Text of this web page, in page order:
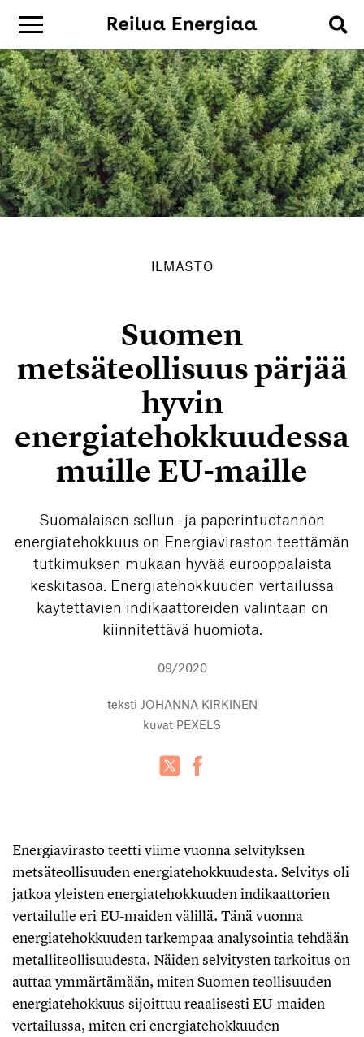
ILMASTO
Suomen
metsäteollisuus pärjää
hyvin
energiatehokkuudessa
muille EU-maille
Suomalaisen sellun- ja paperintuotannon
energiatehokkuus on Energiaviraston teettämän
tutkimuksen mukaan hyvää eurooppalaista
keskitasoa. Energiatehokkuuden vertailussa
käytettävien indikaattoreiden valintaan on
kiinnitettävä huomiota.
09/2020
teksti JOHANNA KIRKINEN
kuvat PEXELS
Energiavirasto teetti viime vuonna selvityksen
metsäteollisuuden energiatehokkuudesta. Selvitys oli
jatkoa yleisten energiatehokkuuden indikaattorien
vertailulle eri EU-maiden välillä. Tänä vuonna
energiatehokkuuden tarkempaa analysointia tehdään
metalliteollisuudesta. Näiden selvitysten tarkoitus on
auttaa ymmärtämään, miten Suomen teollisuuden
energiatehokkuus sijoittuu reaalisesti EU-maiden
vertailussa, miten eri energiatehokkuuden